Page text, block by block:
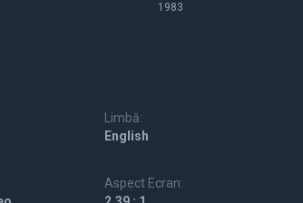
1983
Limbă:
English
Aspect Ecran: